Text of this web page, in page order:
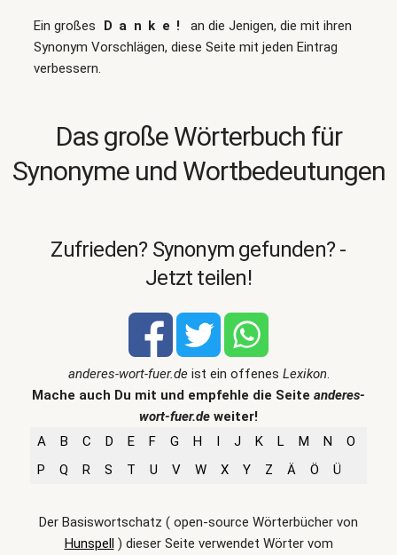
Ein großes Danke!
an die Jenigen, die mit ihren
Synonym Vorschlägen, diese Seite mit jeden Eintrag
verbessern.
Das große Wörterbuch für
Synonyme und Wortbedeutungen
Zufrieden? Synonym gefunden? -
Jetzt teilen!
anderes-wort-fuer.deist ein offenes Lexikon.
Mache auch Du mit und empfehle die Seite anderes-
wort-fuer.de weiter!
A
B C D E F G H I J K L M N
O
P
Q R S T U V W X Y Z Ä Ö Ü
Der Basiswortschatz ( open-source Wörterbücher von
Hunspell) dieser Seite verwendet Wörter vom